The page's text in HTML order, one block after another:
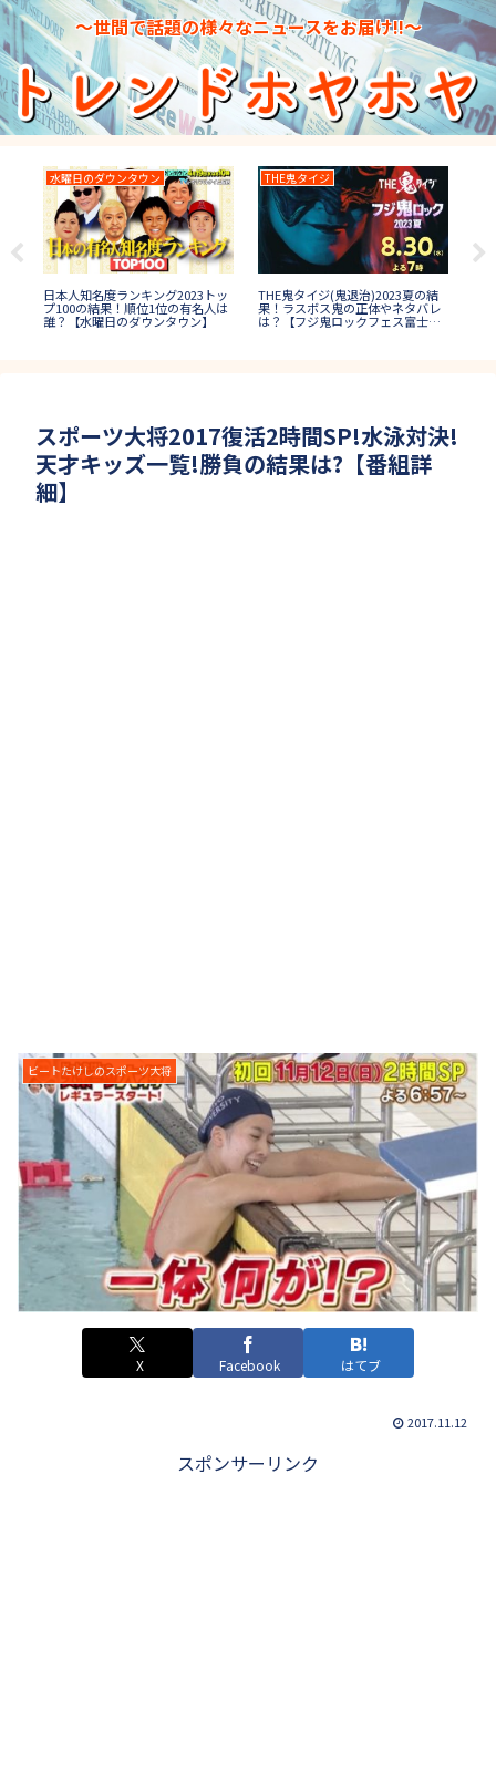
～世間で話題の様々なニュースをお届け!!～
水曜日のダウンタウン
日本人知名度ランキング2023トッ
プ100の結果！順位1位の有名人は
誰？【水曜日のダウンタウン】
THE鬼タイジ
THE鬼タイジ(鬼退治)2023夏の結
果！ラスボス鬼の正体やネタバレ
は？【フジ鬼ロックフェス富士
スポーツ大将2017復活2時間SP!水泳対決!
天才キッズ一覧!勝負の結果は?【番組詳
細】
ビートたけしのスポーツ大将
X Facebook はてブ
2017.11.12
スポンサーリンク